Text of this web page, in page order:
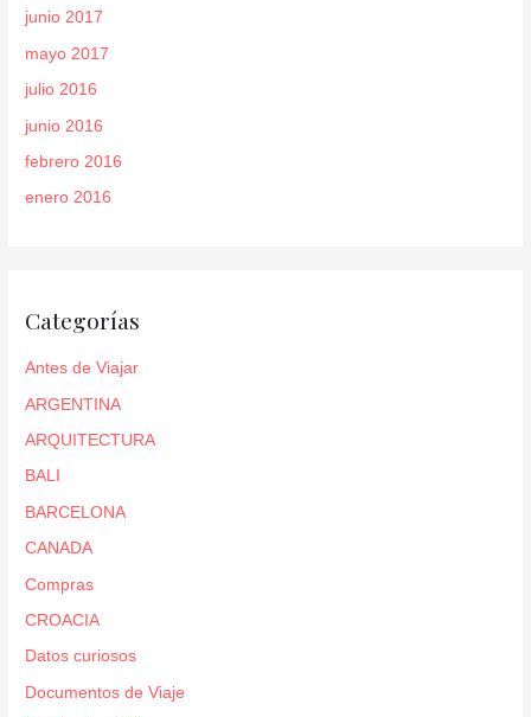
junio 2017
mayo 2017
julio 2016
junio 2016
febrero 2016
enero 2016
Categorías
Antes de Viajar
ARGENTINA
ARQUITECTURA
BALI
BARCELONA
CANADA
Compras
CROACIA
Datos curiosos
Documentos de Viaje